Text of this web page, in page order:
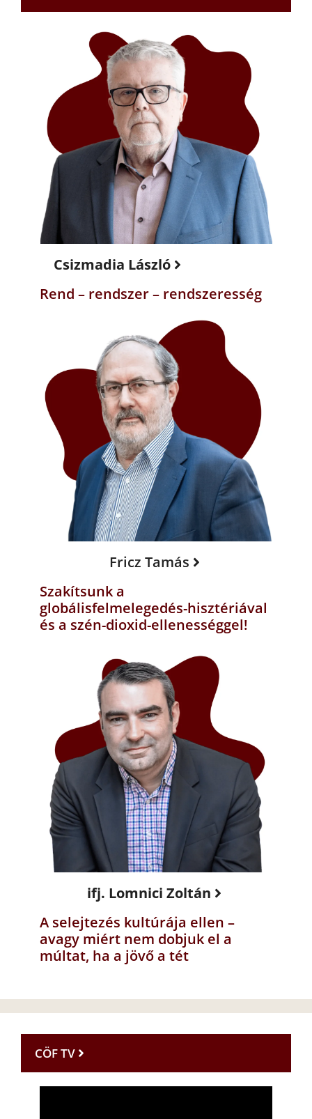
Csizmadia László
Rend – rendszer – rendszeresség
Fricz Tamás
Szakítsunk a
globálisfelmelegedés-hisztériával
és a szén-dioxid-ellenességgel!
ifj. Lomnici Zoltán
A selejtezés kultúrája ellen –
avagy miért nem dobjuk el a
múltat, ha a jövő a tét
CÖF TV